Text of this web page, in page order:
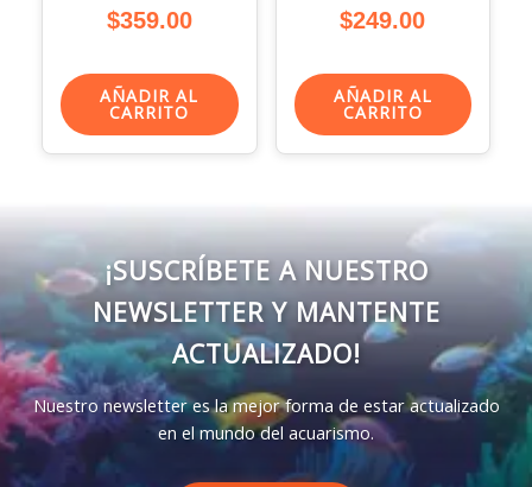
$359.00
AÑADIR AL
CARRITO
$249.00
AÑADIR AL
CARRITO
¡SUSCRÍBETE A NUESTRO
NEWSLETTER Y MANTENTE
ACTUALIZADO!
Nuestro newsletter es la mejor forma de estar actualizado
en el mundo del acuarismo.